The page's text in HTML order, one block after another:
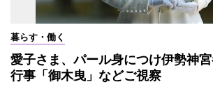
暮らす・働く
愛子さま、パール身につけ伊勢神
行事「御木曳」などご視察